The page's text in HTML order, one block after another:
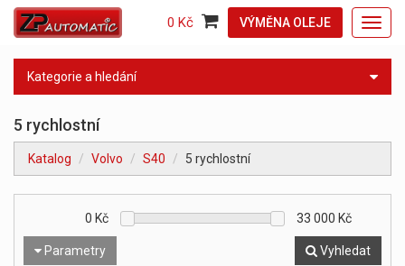
VÝMĚNA OLEJE
0 Kč
Kategorie a hledání
5 rychlostní
Katalog Volvo S40 5 rychlostní
Parametry
0 Kč 33 000 Kč
Vyhledat